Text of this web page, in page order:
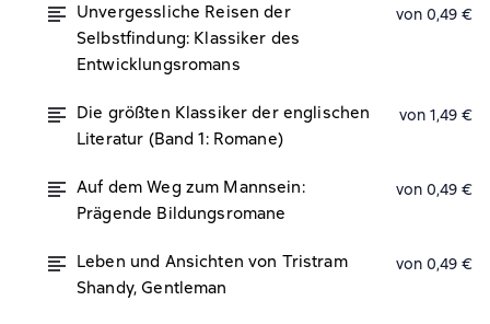
Unvergessliche Reisen der
Selbstfindung: Klassiker des
Entwicklungsromans
von 0,49 €
Die größten Klassiker der englischen
Literatur (Band 1: Romane)
von 1,49 €
Auf dem Weg zum Mannsein:
Prägende Bildungsromane
von 0,49 €
Leben und Ansichten von Tristram
Shandy, Gentleman
von 0,49 €